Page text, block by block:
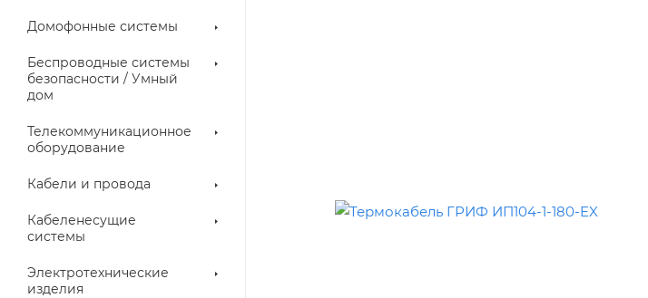
Домофонные системы
Беспроводные системы
безопасности / Умный
дом
Телекоммуникационное
оборудование
Кабели и провода
Кабеленесущие
системы
Электротехнические
изделия